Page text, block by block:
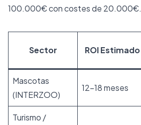
100.000€ con costes de 20.000€.
Sector ROI Estimado
Mascotas
(INTERZOO)
12–18 meses
Turismo /